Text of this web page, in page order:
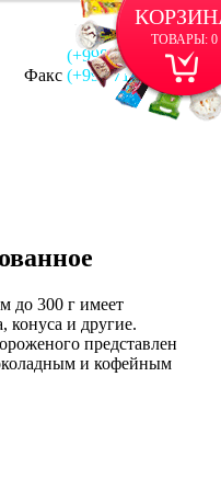
(+998 71)
290-80-00
Факс (+998 71)290-50-00
ТОВАРЫ: 0
до 300 г имеет
конуса и другие.
представлен
и кофейным